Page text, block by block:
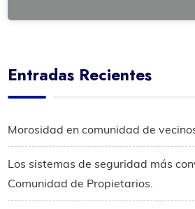
Entradas Recientes
Morosidad en comunidad de
Los sistemas de seguridad más
Comunidad de Propietarios.